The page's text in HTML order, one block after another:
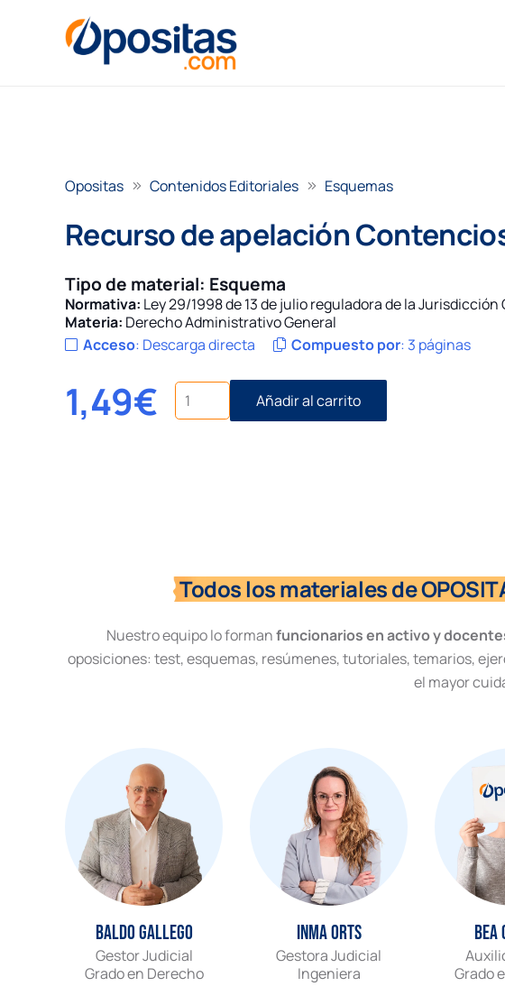
Opositas Contenidos Editoriales Esquemas
Recurso de apelación
Tipo de material: Esquema
Normativa: Ley 29/1998 de 13 de julio reguladora de la
Materia: Derecho Administrativo General
Acceso: Descarga directa Compuesto por: 3 páginas
1,49€
Recurso
de
apelación
Añadir al carrito
Todos los materiales de
Nuestro equipo lo formanfuncionarios en activo y
oposiciones: test, esquemas, resúmenes, tutoriales, temarios,
el mayor
Baldo Gallego
Gestor Judicial
Grado en Derecho
Inma Orts
Gestora Judicial
Ingeniera
Bea
Grado